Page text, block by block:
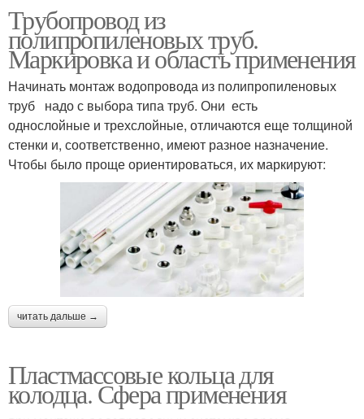
Трубопровод из
полипропиленовых труб.
Маркировка и область применения
Начинать монтаж водопровода из полипропиленовых
труб надо с выбора типа труб. Они есть
однослойные и трехслойные, отличаются еще толщиной
стенки и, соответственно, имеют разное назначение.
Чтобы было проще ориентироваться, их маркируют:
читать дальше →
Пластмассовые кольца для
колодца. Сфера применения